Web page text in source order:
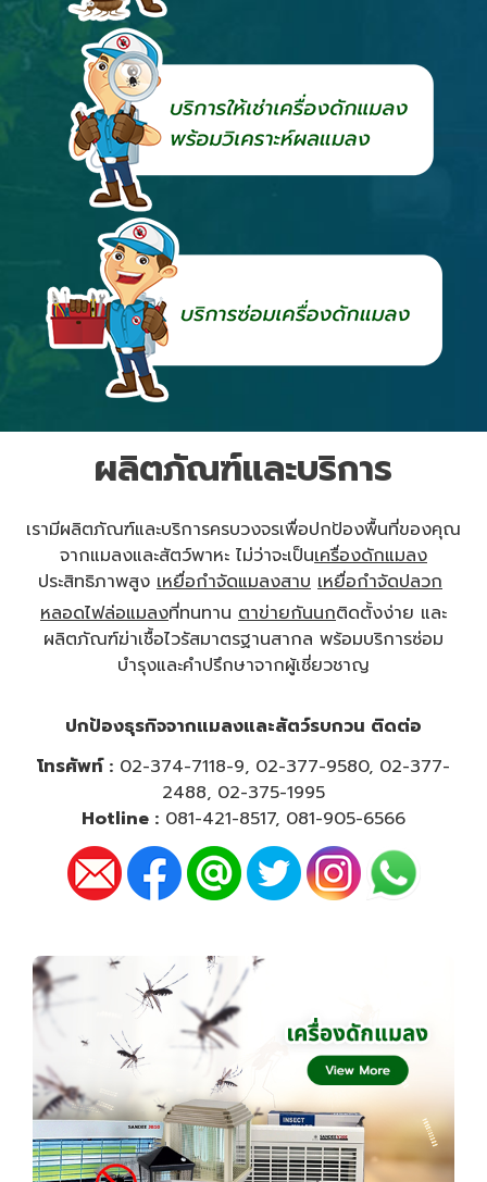
ผลิตภัณฑ์และบริการ
เรามีผลิตภัณฑ์และบริการครบวงจรเพื่อปกป้องพื้นที่ของคุณ
จากแมลงและสัตว์พาหะ ไม่ว่าจะเป็นเครื่องดักแมลง
ประสิทธิภาพสูง เหยื่อกำจัดแมลงสาบ เหยื่อกำจัดปลวก
หลอดไฟล่อแมลงที่ทนทาน ตาข่ายกันนกติดตั้งง่าย และ
ผลิตภัณฑ์ฆ่าเชื้อไวรัสมาตรฐานสากล พร้อมบริการซ่อม
บำรุงและคำปรึกษาจากผู้เชี่ยวชาญ
ปกป้องธุรกิจจากแมลงและสัตว์รบกวน ติดต่อ
โทรศัพท์ : 02-374-7118-9, 02-377-9580, 02-377-
2488, 02-375-1995
Hotline : 081-421-8517, 081-905-6566